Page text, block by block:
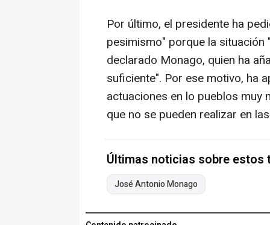
Por último, el presidente ha
pesimismo" porque la situación
declarado Monago, quien ha
suficiente". Por ese motivo, ha
actuaciones en lo pueblos muy
que no se pueden realizar en
Últimas noticias sobre estos
José Antonio Monago